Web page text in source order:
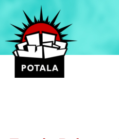
Přeskočit
obsah